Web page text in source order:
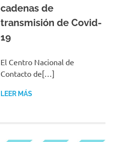
cadenas de
transmisión de Covid-
19
El Centro Nacional de
Contacto de[…]
LEER MÁS